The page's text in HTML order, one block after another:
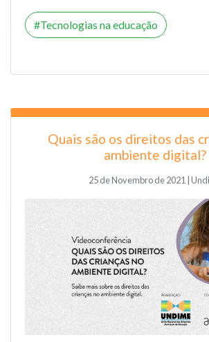
Tecnologias na educação
Quais são os direitos das
ambiente digital?
25 de Novembro de 2021 |